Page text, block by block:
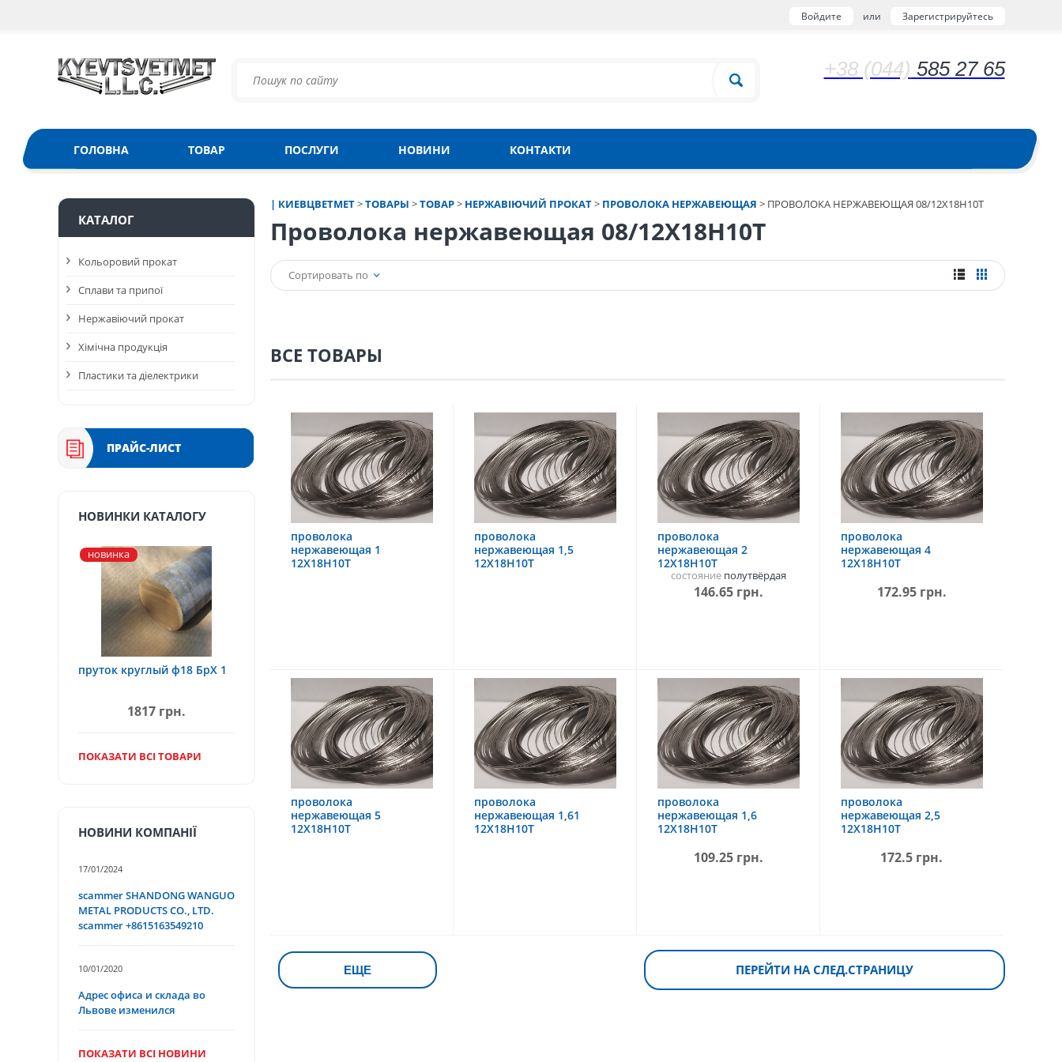
Войдите или Зарегистрируйтесь
+38 (044) 585 27 65
ГОЛОВНА ТОВАР ПОСЛУГИ НОВИНИ КОНТАКТИ
| КИЕВЦВЕТМЕТ>ТОВАРЫ >ТОВАР> НЕРЖАВІЮЧИЙ ПРОКАТ> ПРОВОЛОКА НЕРЖАВЕЮЩАЯ > ПРОВОЛОКА НЕРЖАВЕЮЩАЯ 08/12Х18Н10Т
Проволока нержавеющая 08/12Х18Н10Т
Сортировать по
ВСЕ ТОВАРЫ
проволока
нержавеющая 1
12Х18Н10Т
проволока
нержавеющая 1,5
12Х18Н10Т
проволока
нержавеющая 2
12Х18Н10Т
состояниеполутвёрдая
146.65 грн.
проволока
нержавеющая 4
12Х18Н10Т
172.95 грн.
проволока
нержавеющая 5
12Х18Н10Т
проволока
нержавеющая 1,61
12Х18Н10Т
проволока
нержавеющая 1,6
12Х18Н10Т
109.25 грн.
проволока
нержавеющая 2,5
12Х18Н10Т
172.5 грн.
ЕЩЕ ПЕРЕЙТИ НА СЛЕД.СТРАНИЦУ
КАТАЛОГ
Кольоровий прокат
Сплави та припої
Нержавіючий прокат
Хімічна продукція
Пластики та діелектрики
ПРАЙС-ЛИСТ
НОВИНКИ КАТАЛОГУ
новинка
пруток круглый ф18 БрХ 1
1817 грн.
ПОКАЗАТИ ВСІ ТОВАРИ
НОВИНИ КОМПАНІЇ
17/01/2024
scammer SHANDONG WANGUO
METAL PRODUCTS CO., LTD.
scammer +8615163549210
10/01/2020
Адрес офиса и склада во
Львове изменился
ПОКАЗАТИ ВСІ НОВИНИ